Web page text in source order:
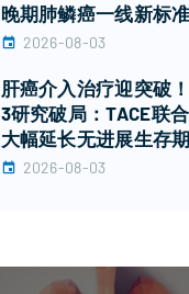
晚期肺鳞癌一线新标准
2026-08-03
肝癌介入治疗迎突破
3研究破局：TACE联
大幅延长无进展生存期
2026-08-03